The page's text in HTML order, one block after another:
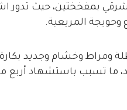
بمفخختين، حيث تدور
وحويجة المريعية.
ومراط وخشام وجديد
ما تسبب باستشهاد أربع